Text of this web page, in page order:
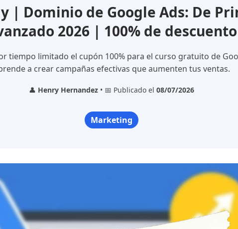
| Dominio de Google Ads: De
2026 | 100% de descuento
tiempo limitado el cupón 100% para el curso gratuito de
a crear campañas efectivas que aumenten tus ventas.
👤 Henry Hernandez • 📅 Publicado el 08/07/2026
Marketing